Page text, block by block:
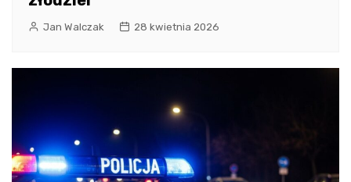
Jan Walczak 28 kwietnia 2026